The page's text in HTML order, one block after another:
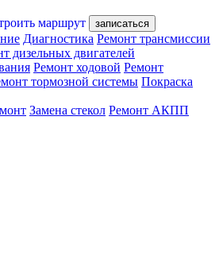
маршрут записаться
Диагностика Ремонт трансмиссии
дизельных двигателей
Ремонт ходовой Ремонт
тормозной системы Покраска
Замена стекол Ремонт АКПП